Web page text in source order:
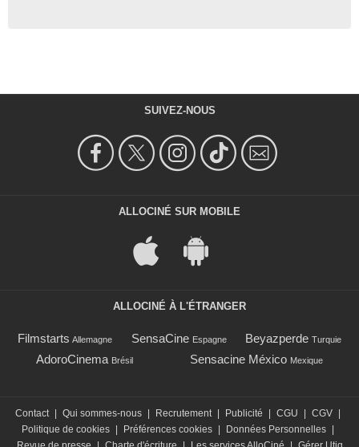
SUIVEZ-NOUS
ALLOCINÉ SUR MOBILE
ALLOCINÉ À L'ÉTRANGER
Filmstarts Allemagne SensaCine Espagne Beyazperde Turquie
AdoroCinema Brésil Sensacine México Mexique
Contact | Qui sommes-nous | Recrutement | Publicité | CGU | CGV |
Politique de cookies | Préférences cookies | Données Personnelles |